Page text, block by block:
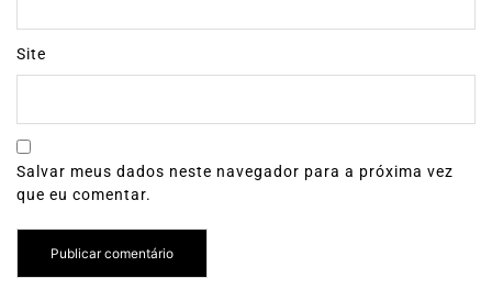
Site
Salvar meus dados neste navegador para a próxima vez
que eu comentar.